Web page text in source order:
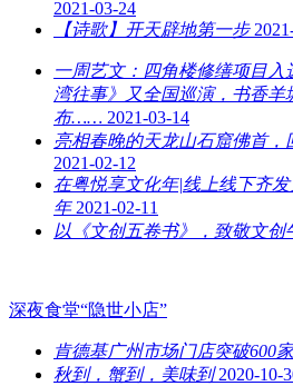
2021-03-24
【诗歌】开天辟地第一步
一周艺文：四角楼修缮项目
湾往事》又全国巡演，书香
布…… 2021-03-14
亮相春晚的天龙山石窟佛首，
2021-02-12
在粤悦享文化年|线上线下齐
年 2021-02-11
以《文创五卷书》，致敬文创
深夜食堂“隐世小店”
肯德基广州市场门店突破600家
秋到，蟹到，美味到 2020-10-